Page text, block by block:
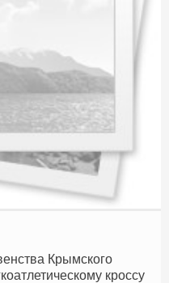
Крымского
кроссу